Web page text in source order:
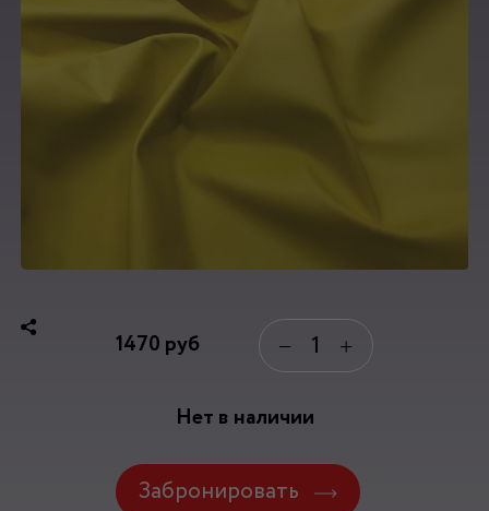
1470 руб − +
Нет в наличии
Забронировать